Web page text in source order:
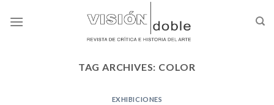
TAG ARCHIVES: COLOR
EXHIBICIONES